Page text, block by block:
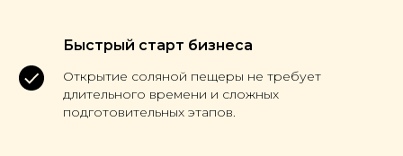
Быстрый старт бизнеса
Открытие соляной пещеры не требует
длительного времени и сложных
подготовительных этапов.